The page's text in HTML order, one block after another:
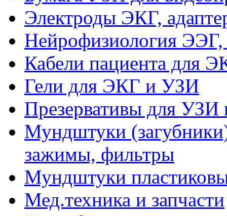
Электроды ЭКГ,
Нейрофизиология
Кабели пациента для
Гели для ЭКГ и УЗИ
Презервативы для УЗИ
Мундштуки
зажимы, фильтры
Мундштуки
Мед.техника и запчасти